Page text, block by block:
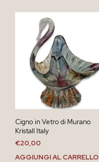
Cigno in Vetro di Murano
Kristall Italy
€20,00
AGGIUNGI AL CARRELLO